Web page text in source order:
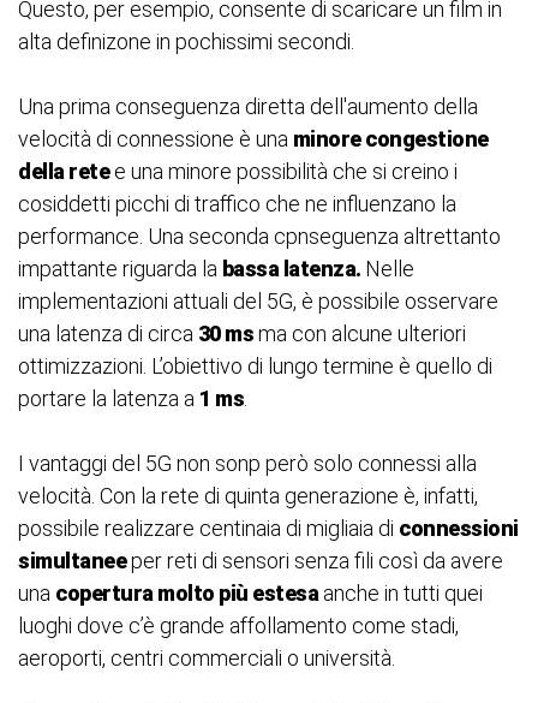
Questo, per esempio, consente di scaricare un film in
alta definizone in pochissimi secondi.
Una prima conseguenza diretta dell'aumento della
velocità di connessione è una minore congestione
della retee una minore possibilità che si creino i
cosiddetti picchi di traffico che ne influenzano la
performance. Una seconda cpnseguenza altrettanto
impattante riguarda la bassa latenza. Nelle
implementazioni attuali del 5G, è possibile osservare
una latenza di circa 30 msma con alcune ulteriori
ottimizzazioni. L’obiettivo di lungo termine è quello di
portare la latenza a 1 ms
I vantaggi del 5G non sonp però solo connessi alla
velocità. Con la rete di quinta generazione è, infatti,
possibile realizzare centinaia di migliaia di connessioni
simultaneeper reti di sensori senza fili così da avere
una copertura molto più estesa anche in tutti quei
luoghi dove c’è grande affollamento come stadi,
aeroporti, centri commerciali o università.